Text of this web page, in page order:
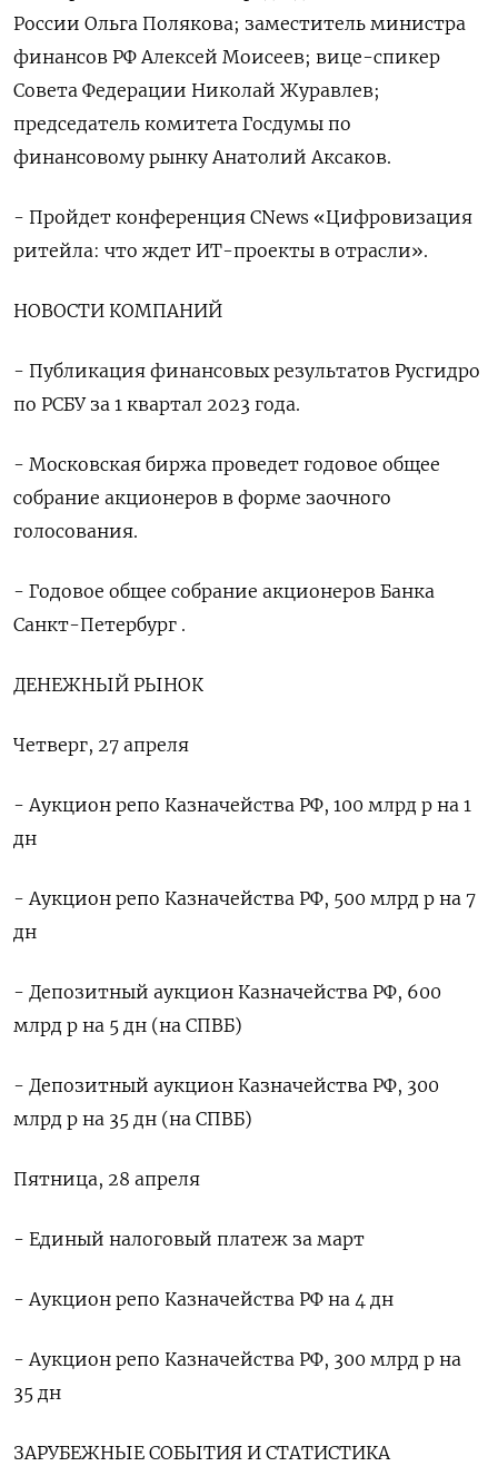
России Ольга Полякова; заместитель министра
финансов РФ Алексей Моисеев; вице-спикер
Совета Федерации Николай Журавлев;
председатель комитета Госдумы по
финансовому рынку Анатолий Аксаков.
- Пройдет конференция CNews «Цифровизация
ритейла: что ждет ИТ-проекты в отрасли».
НОВОСТИ КОМПАНИЙ
- Публикация финансовых результатов Русгидро
по РСБУ за 1 квартал 2023 года.
- Московская биржа проведет годовое общее
собрание акционеров в форме заочного
голосования.
- Годовое общее собрание акционеров Банка
Санкт-Петербург .
ДЕНЕЖНЫЙ РЫНОК
Четверг, 27 апреля
- Аукцион репо Казначейства РФ, 100 млрд р на 1
дн
- Аукцион репо Казначейства РФ, 500 млрд р на 7
дн
- Депозитный аукцион Казначейства РФ, 600
млрд р на 5 дн (на СПВБ)
- Депозитный аукцион Казначейства РФ, 300
млрд р на 35 дн (на СПВБ)
Пятница, 28 апреля
- Единый налоговый платеж за март
- Аукцион репо Казначейства РФ на 4 дн
- Аукцион репо Казначейства РФ, 300 млрд р на
35 дн
ЗАРУБЕЖНЫЕ СОБЫТИЯ И СТАТИСТИКА